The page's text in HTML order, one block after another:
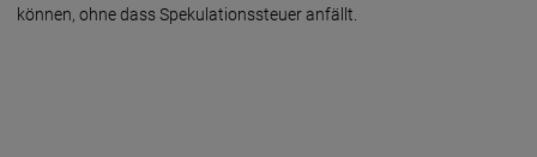
kön­nen, ohne dass Spekula­tions­steuer an­fällt.